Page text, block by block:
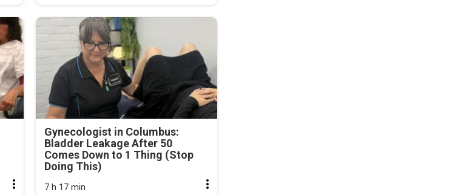
Gynecologist in Columbus:
Bladder Leakage After 50
Comes Down to 1 Thing (Stop
Doing This)
7 h 17 min